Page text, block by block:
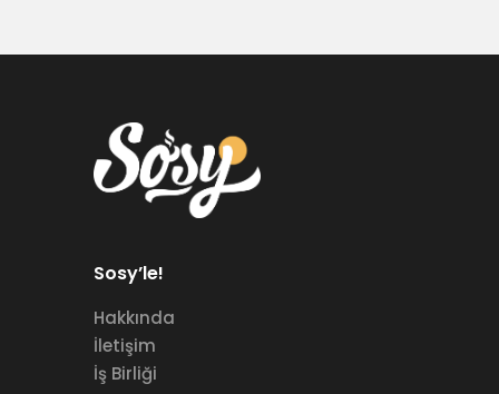
Sosy’le!
Hakkında
İletişim
İş Birliği